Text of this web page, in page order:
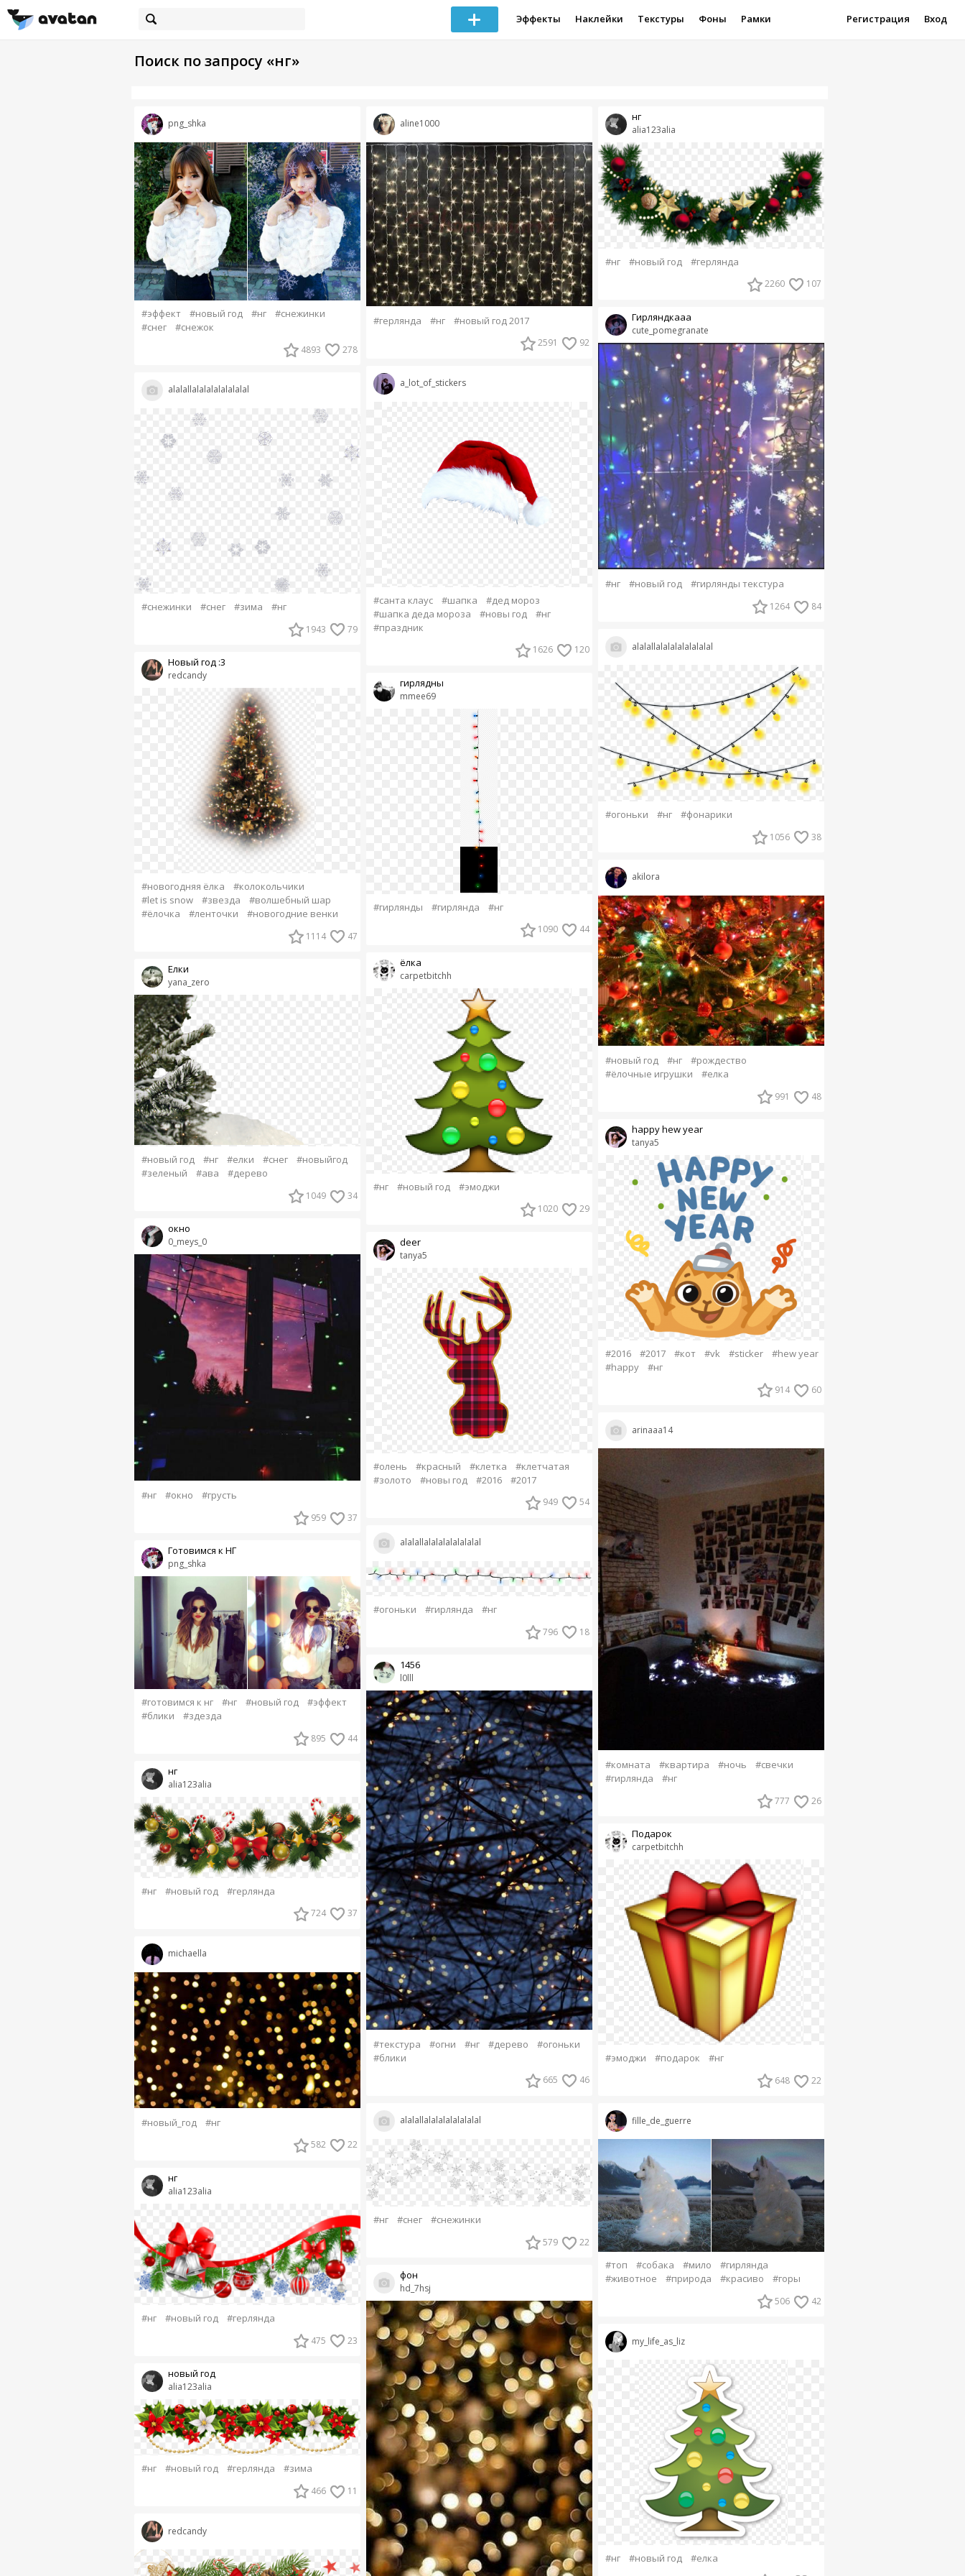
Эффекты Наклейки Текстуры Фоны Рамки Регистрация Вход
Поиск по запросу «нг»
png_shka
#эффект #новый год #нг
#снежинки
#снег
#снежок
4893 278
alalallalalalalalalalal
#снежинки #снег #зима #нг
1943 79
redcandy
Новый год :3
#новогодняя ёлка
#колокольчики
#let is snow
#звезда
#волшебный шар
#ёлочка
#ленточки #новогодние венки
1114 47
yana_zero
Елки
#новый год #нг #елки #снег
#новыйгод
#зеленый
#ава #дерево
1049 34
0_meys_0
окно
#нг #окно #грусть
959 37
png_shka
Готовимся к НГ
#готовимся к нг #нг #новый год
#эффект
#блики
#здезда
895 44
alia123alia
нг
#нг #новый год #герлянда
724 37
michaella
#новый_год #нг
582 22
alia123alia
нг
#нг #новый год #герлянда
475 23
alia123alia
новый год
#нг #новый год #герлянда #зима
466 11
redcandy
aline1000
#герлянда #нг #новый год 2017
2591 92
a_lot_of_stickers
#санта клаус #шапка
#дед мороз
#шапка деда мороза
#новы год
#нг
#праздник
1626 120
mmee69
гирлядны
#гирлянды #гирлянда #нг
1090 44
carpetbitchh
ёлка
#нг #новый год #эмоджи
1020 29
tanya5
deer
#олень #красный #клетка
#клетчатая
#золото
#новы год #2016 #2017
949 54
alalallalalalalalalalal
#огоньки #гирлянда #нг
796 18
l0lll
1456
#текстура #огни #нг #дерево
#огоньки
#блики
665 46
alalallalalalalalalalal
#нг #снег #снежинки
579 22
hd_7hsj
фон
alia123alia
нг
#нг #новый год #герлянда
2260 107
cute_pomegranate
Гирляндкааа
#нг #новый год #гирлянды текстура
1264 84
alalallalalalalalalalal
#огоньки #нг #фонарики
1056 38
akilora
#новый год #нг
#рождество
#ёлочные игрушки
#елка
991 48
tanya5
happy hew year
#2016 #2017 #кот #vk #sticker
#hew year
#happy
#нг
914 60
arinaaa14
#комната #квартира #ночь
#свечки
#гирлянда
#нг
777 26
carpetbitchh
Подарок
#эмоджи #подарок #нг
648 22
fille_de_guerre
#топ #собака #мило
#гирлянда
#животное
#природа #красиво #горы
506 42
my_life_as_liz
#нг #новый год #елка